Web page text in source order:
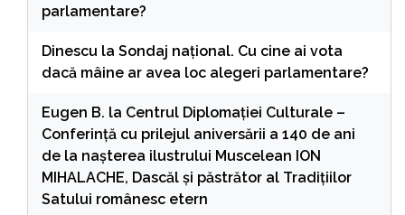
parlamentare?
Dinescu la Sondaj național. Cu cine ai vota
dacă mâine ar avea loc alegeri parlamentare?
Eugen B. la Centrul Diplomației Culturale –
Conferință cu prilejul aniversării a 140 de ani
de la nașterea ilustrului Muscelean ION
MIHALACHE, Dascăl și păstrător al Tradițiilor
Satului românesc etern